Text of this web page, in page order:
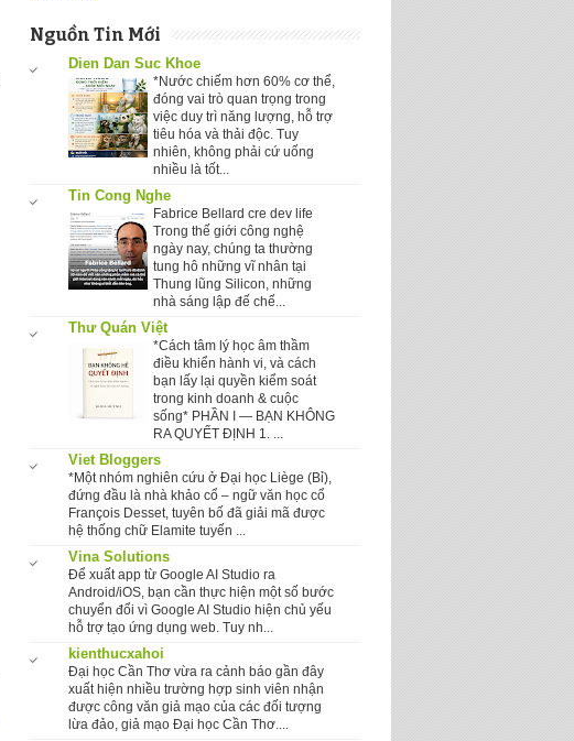
Nguồn Tin Mới
Dien Dan Suc Khoe
*Nước chiếm hơn 60% cơ thể,
đóng vai trò quan trọng trong
việc duy trì năng lượng, hỗ trợ
tiêu hóa và thải độc. Tuy
nhiên, không phải cứ uống
nhiều là tốt...
Tin Cong Nghe
Fabrice Bellard cre dev life
Trong thế giới công nghệ
ngày nay, chúng ta thường
tung hô những vĩ nhân tại
Thung lũng Silicon, những
nhà sáng lập đế chế...
Thư Quán Việt
*Cách tâm lý học âm thầm
điều khiển hành vi, và cách
bạn lấy lại quyền kiểm soát
trong kinh doanh & cuộc
sống* PHẦN I — BẠN KHÔNG
RA QUYẾT ĐỊNH 1. ...
Viet Bloggers
*Một nhóm nghiên cứu ở Đại học Liège (Bỉ),
đứng đầu là nhà khảo cổ – ngữ văn học cổ
François Desset, tuyên bố đã giải mã được
hệ thống chữ Elamite tuyến ...
Vina Solutions
Để xuất app từ Google AI Studio ra
Android/iOS, bạn cần thực hiện một số bước
chuyển đổi vì Google AI Studio hiện chủ yếu
hỗ trợ tạo ứng dụng web. Tuy nh...
kienthucxahoi
Đại học Cần Thơ vừa ra cảnh báo gần đây
xuất hiện nhiều trường hợp sinh viên nhận
được công văn giả mạo của các đối tượng
lừa đảo, giả mạo Đại học Cần Thơ....